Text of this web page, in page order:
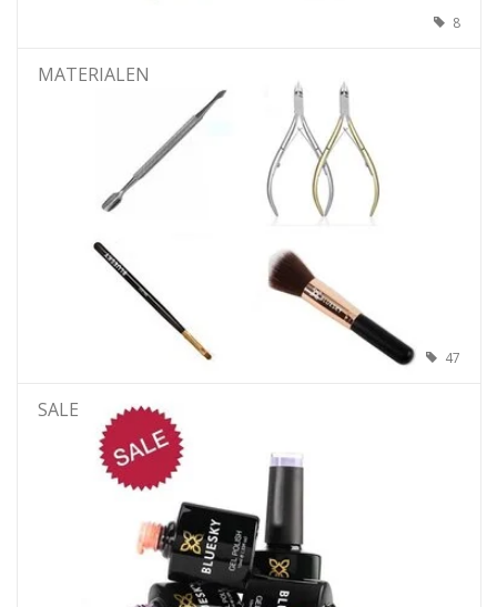
8
MATERIALEN
47
SALE